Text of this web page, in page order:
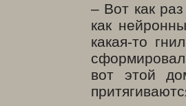
– Вот как
как
какая-то
вот этой